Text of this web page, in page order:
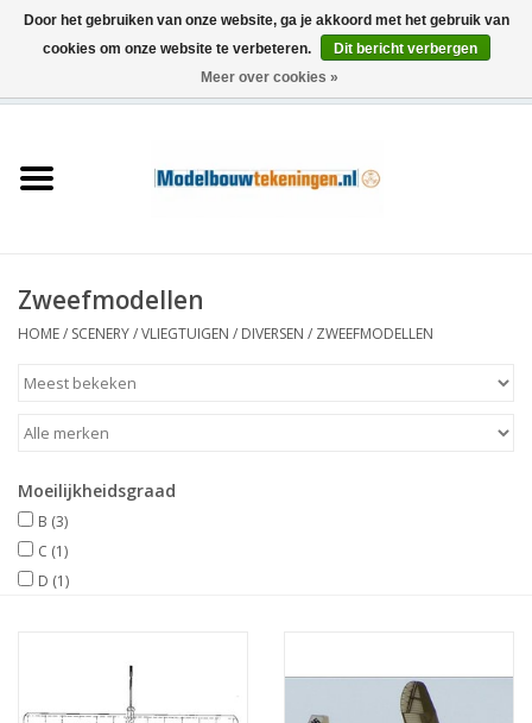
Schepen
Houtbouw
Scenery
Documentatie
Tijdschriften
NIEUWE TIJDSCHRIFTEN
Zweefmodellen
HOME/ SCENERY/VLIEGTUIGEN / DIVERSEN / ZWEEFMODELLEN
Moeilijkheidsgraad
B (3)
C (1)
D (1)
Door het gebruiken van onze website, ga je akkoord met het gebruik van
cookies om onze website te verbeteren.
Dit bericht verbergen
Meer over cookies »